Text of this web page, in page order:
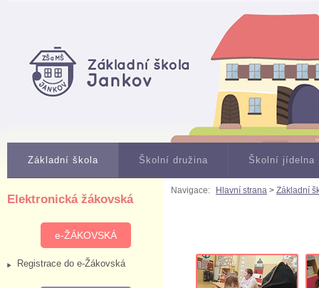
Základní škola Školní družina Školní jídelna
Elektronická žákovská
e-ŽÁKOVSKÁ
Registrace do e-Žákovská
Navigace: Hlavní strana > Základní